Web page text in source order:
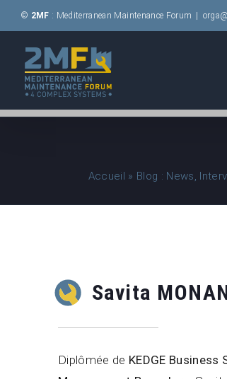
Passer
au
contenu
© 2MF : Mediterranean Maintenance Forum
Accueil » Blog : News,
Savita
Diplômée de KEDGE Business